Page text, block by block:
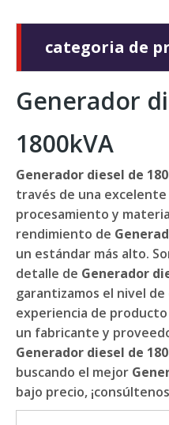
categoria de
Generador
1800kVA
Generador diesel de
través de una
procesamiento y
rendimiento de
un estándar más alto.
detalle de Generador
garantizamos el nivel
experiencia de
un fabricante y
Generador diesel de
buscando el mejor
bajo precio,